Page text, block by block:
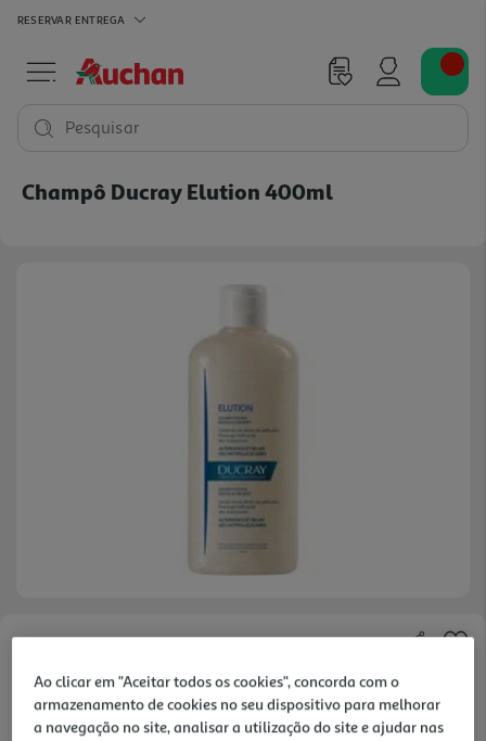
RESERVAR ENTREGA
Pesquisar
Champô Ducray Elution 400ml
Ref. / EAN:3282770390032
Ao clicar em "Aceitar todos os cookies", concorda com o
armazenamento de cookies no seu dispositivo para melhorar
a navegação no site, analisar a utilização do site e ajudar nas